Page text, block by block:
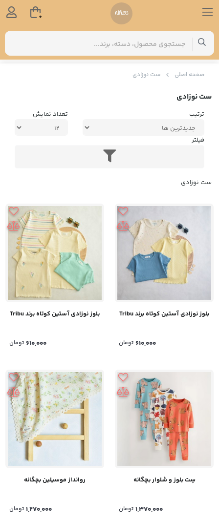
صفحه اصلی ست نوزادی
ست نوزادی
ترتیب تعداد نمایش
فیلتر
ست نوزادی
بلوز نوزادی آستین کوتاه برند Tribu
610,000 تومان
بلوز نوزادی آستین کوتاه برند Tribu
610,000 تومان
سِت بلوز و شلوار بچگانه
1,370,000 تومان
روانداز موسیلین بچگانه
1,270,000 تومان
0